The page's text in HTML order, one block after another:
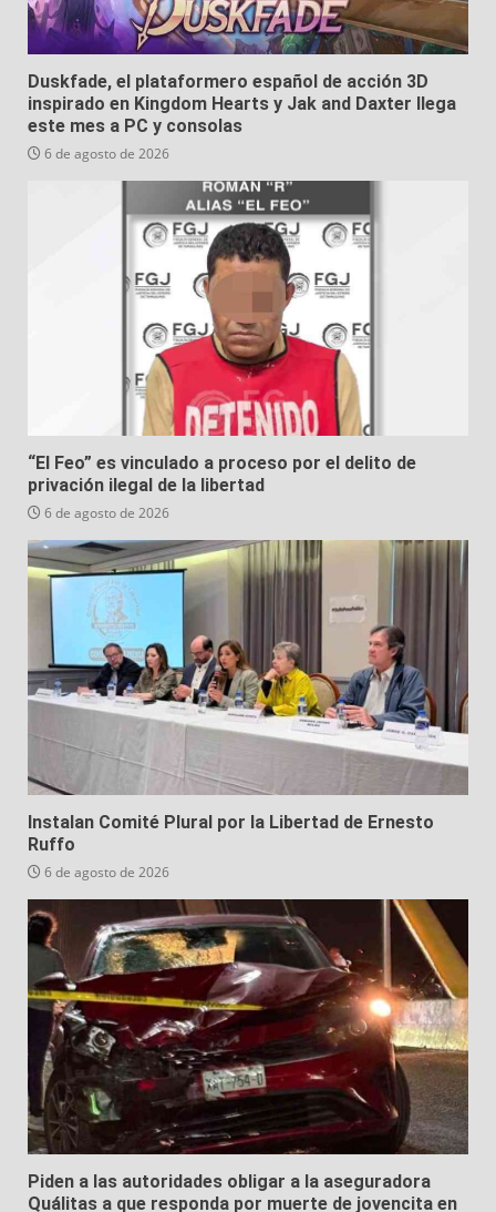
Duskfade, el plataformero español de acción 3D
inspirado en Kingdom Hearts y Jak and Daxter llega
este mes a PC y consolas
6 de agosto de 2026
“El Feo” es vinculado a proceso por el delito de
privación ilegal de la libertad
6 de agosto de 2026
Instalan Comité Plural por la Libertad de Ernesto
Ruffo
6 de agosto de 2026
Piden a las autoridades obligar a la aseguradora
Quálitas a que responda por muerte de jovencita en